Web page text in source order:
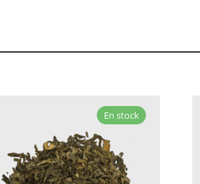
En stock